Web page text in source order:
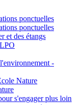
ponctuelles
ponctuelles
et des étangs
-
Nature
s'engager plus loin